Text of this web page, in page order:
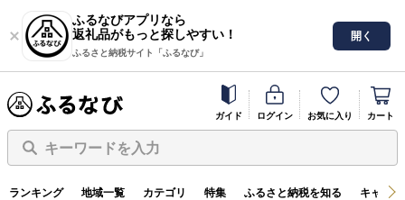
ふるなびアプリなら
返礼品がもっと探しやすい！
ふるさと納税サイト「ふるなび」
開く
ガイド ログイン お気に入り カート
キーワードを入力
ランキング 地域一覧 カテゴリ 特集 ふるさと納税を知る キャン